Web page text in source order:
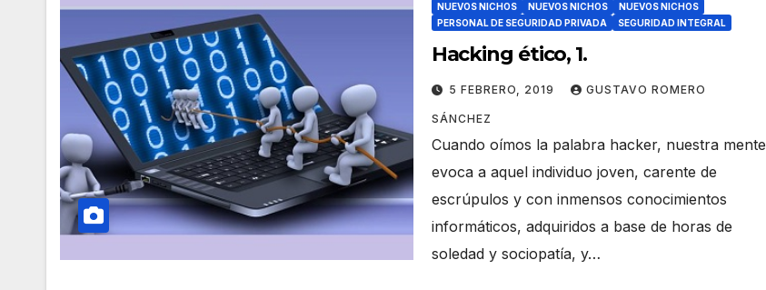
NUEVOS NICHOS
NUEVOS NICHOS
NUEVOS NICHOS
PERSONAL DE SEGURIDAD PRIVADA
SEGURIDAD INTEGRAL
Hacking ético, 1.
5 FEBRERO, 2019 GUSTAVO ROMERO
SÁNCHEZ
Cuando oímos la palabra hacker, nuestra mente
evoca a aquel individuo joven, carente de
escrúpulos y con inmensos conocimientos
informáticos, adquiridos a base de horas de
soledad y sociopatía, y…